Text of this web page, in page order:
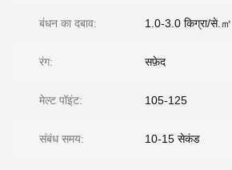
बंधन का दबाव: 1.0-3.0 किग्रा/से.㎡
रंग: सफ़ेद
मेल्ट पॉइंट: 105-125
संबंध समय: 10-15 सेकंड